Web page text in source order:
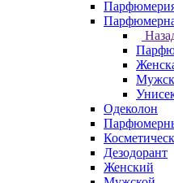
Одеколон
Дезодорант
Женский